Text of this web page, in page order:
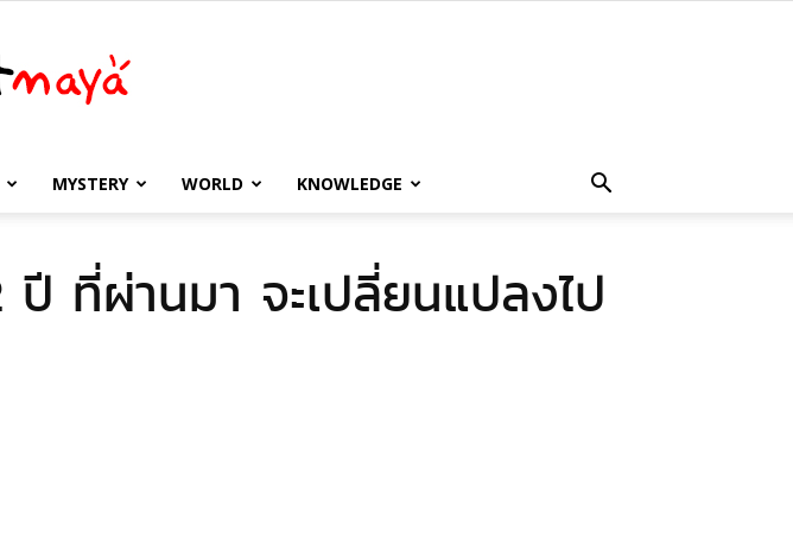
ชร MYSTERY WORLD KNOWLEDGE
ที่ผ่านมา จะเปลี่ยนแปลงไป